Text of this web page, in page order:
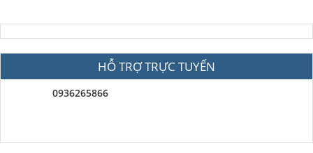
HỖ TRỢ TRỰC TUYẾN
0936265866